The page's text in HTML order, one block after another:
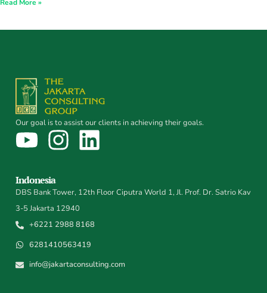
Read More »
Our goal is to assist our clients in achieving their goals.
Indonesia
DBS Bank Tower, 12th Floor Ciputra World 1, Jl. Prof. Dr. Satrio Kav
3-5 Jakarta 12940
+6221 2988 8168
6281410563419
info@jakartaconsulting.com